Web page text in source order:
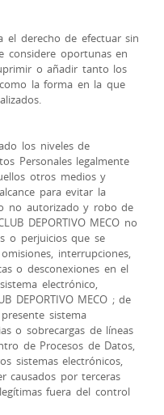
el derecho de efectuar sin
considere oportunas en
o añadir tanto los
la forma en la que
los niveles de
Personales legalmente
otros medios y
para evitar la
no autorizado y robo de
DEPORTIVO MECO no
o perjuicios que se
interrupciones,
o desconexiones en el
electrónico,
DEPORTIVO MECO ; de
sistema
o sobrecargas de líneas
de Procesos de Datos,
sistemas electrónicos,
causados por terceras
fuera del control